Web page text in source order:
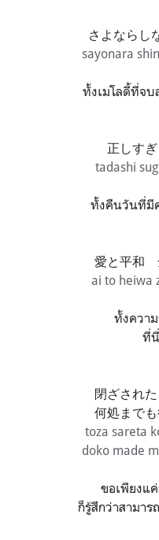
さよならし
sayonara
ทั้งเมโลดี้ที่จบ
正しす
tadashi
ทั้งคืนวันที่มี
愛と平和
ai to heiwa
ทั้งควา
ที่
閉ざされ
何処まで
toza sareta
doko made
ขอเพียงแ
ก็รู้สึกว่าสามา